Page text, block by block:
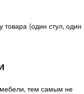
товара (один стул, один
мебели, тем самым не